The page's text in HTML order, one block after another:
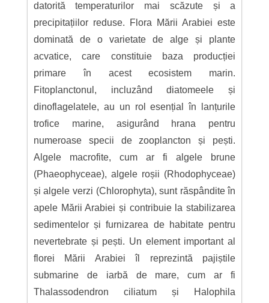
datorită temperaturilor mai scăzute și a
precipitațiilor reduse. Flora Mării Arabiei este
dominată de o varietate de alge și plante
acvatice, care constituie baza producției
primare în acest ecosistem marin.
Fitoplanctonul, incluzând diatomeele și
dinoflagelatele, au un rol esențial în lanțurile
trofice marine, asigurând hrana pentru
numeroase specii de zooplancton și pești.
Algele macrofite, cum ar fi algele brune
(Phaeophyceae), algele roșii (Rhodophyceae)
și algele verzi (Chlorophyta), sunt răspândite în
apele Mării Arabiei și contribuie la stabilizarea
sedimentelor și furnizarea de habitate pentru
nevertebrate și pești. Un element important al
florei Mării Arabiei îl reprezintă pajiștile
submarine de iarbă de mare, cum ar fi
Thalassodendron ciliatum și Halophila